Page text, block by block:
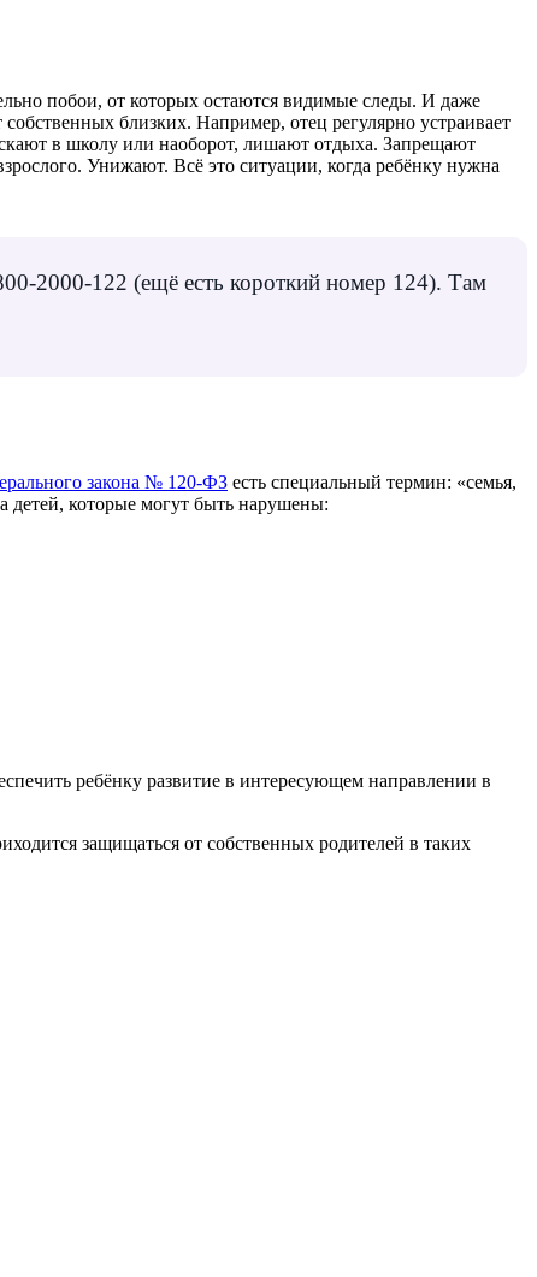
побои, от которых остаются видимые следы. И даже
близких. Например, отец регулярно устраивает
в школу или наоборот, лишают отдыха. Запрещают
Унижают. Всё это ситуации, когда ребёнку нужна
2000-122 (ещё есть короткий номер 124). Там
закона № 120-ФЗ есть специальный термин: «семья,
детей, которые могут быть нарушены:
ребёнку развитие в интересующем направлении в
защищаться от собственных родителей в таких